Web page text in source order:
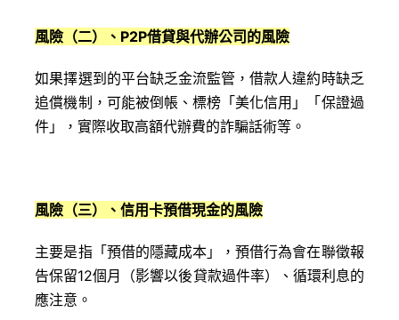
風險（二）、P2P借貸與代辦公司的風險
如果擇選到的平台缺乏金流監管，借款人違約時缺乏
追償機制，可能被倒帳、標榜「美化信用」「保證過
件」，實際收取高額代辦費的詐騙話術等。
風險（三）、信用卡預借現金的風險
主要是指「預借的隱藏成本」，預借行為會在聯徵報
告保留12個月（影響以後貸款過件率）、循環利息的
應注意。